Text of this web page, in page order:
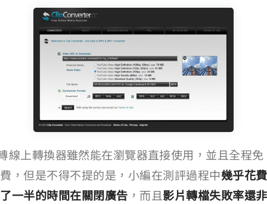
YouTube 轉 MP4 線上轉換器雖然能在瀏覽器直接使用，並且全程免
費，但是不得不提的是，小編在測評過程中幾乎花費
了一半的時間在關閉廣告 ，而且影片轉檔失敗率還非